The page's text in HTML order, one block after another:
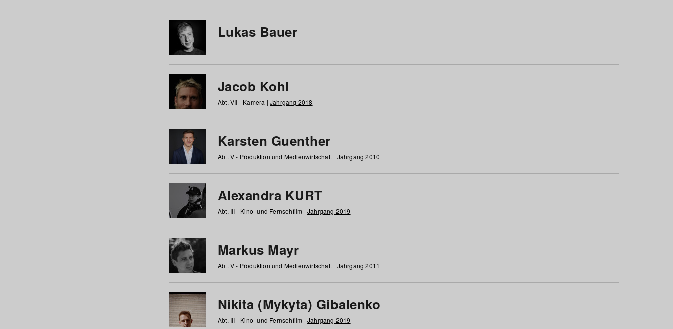
Lukas Bauer
Jacob Kohl
Abt. VII - Kamera | Jahrgang 2018
Karsten Guenther
Abt. V - Produktion und Medienwirtschaft | Jahrgang 2010
Alexandra KURT
Abt. III - Kino- und Fernsehfilm | Jahrgang 2019
Markus Mayr
Abt. V - Produktion und Medienwirtschaft | Jahrgang 2011
Nikita (Mykyta) Gibalenko
Abt. III - Kino- und Fernsehfilm | Jahrgang 2019